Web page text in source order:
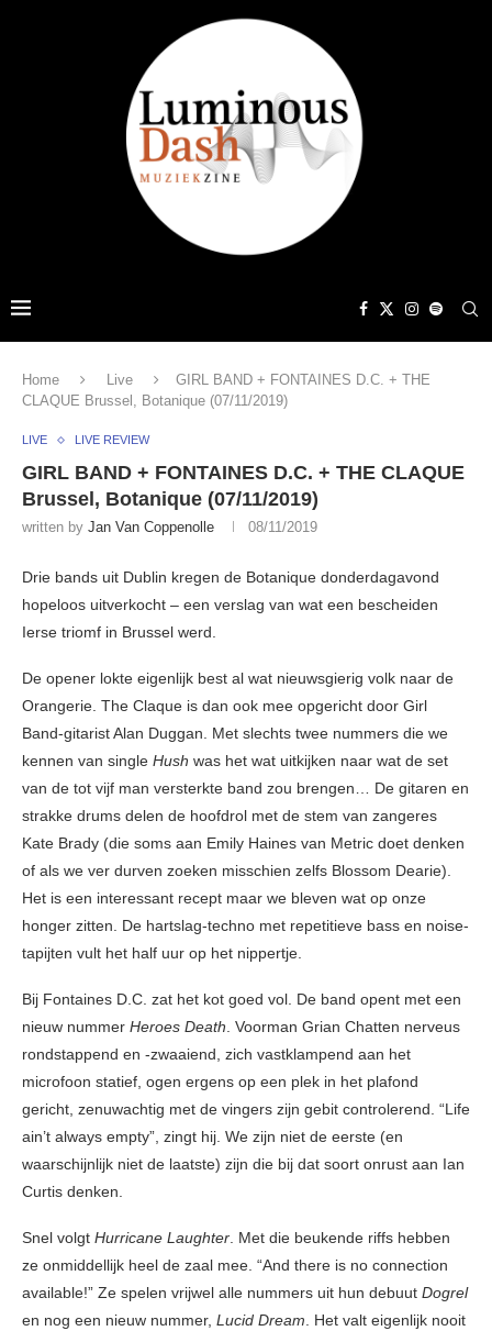
Home Live
GIRL BAND + FONTAINES D.C. + THE
CLAQUE Brussel, Botanique (07/11/2019)
LIVE LIVE REVIEW
GIRL BAND + FONTAINES D.C. + THE CLAQUE
Brussel, Botanique (07/11/2019)
written by Jan Van Coppenolle 08/11/2019
Drie bands uit Dublin kregen de Botanique donderdagavond
hopeloos uitverkocht – een verslag van wat een bescheiden
Ierse triomf in Brussel werd.
De opener lokte eigenlijk best al wat nieuwsgierig volk naar de
Orangerie. The Claque is dan ook mee opgericht door Girl
Band-gitarist Alan Duggan. Met slechts twee nummers die we
kennen van single Hush was het wat uitkijken naar wat de set
van de tot vijf man versterkte band zou brengen… De gitaren en
strakke drums delen de hoofdrol met de stem van zangeres
Kate Brady (die soms aan Emily Haines van Metric doet denken
of als we ver durven zoeken misschien zelfs Blossom Dearie).
Het is een interessant recept maar we bleven wat op onze
honger zitten. De hartslag-techno met repetitieve bass en noise-
tapijten vult het half uur op het nippertje.
Bij Fontaines D.C. zat het kot goed vol. De band opent met een
nieuw nummer Heroes Death. Voorman Grian Chatten nerveus
rondstappend en -zwaaiend, zich vastklampend aan het
microfoon statief, ogen ergens op een plek in het plafond
gericht, zenuwachtig met de vingers zijn gebit controlerend. “Life
ain’t always empty”, zingt hij. We zijn niet de eerste (en
waarschijnlijk niet de laatste) zijn die bij dat soort onrust aan Ian
Curtis denken.
Snel volgt Hurricane Laughter. Met die beukende riffs hebben
ze onmiddellijk heel de zaal mee. “And there is no connection
available!” Ze spelen vrijwel alle nummers uit hun debuut Dogrel
en nog een nieuw nummer, Lucid Dream. Het valt eigenlijk nooit